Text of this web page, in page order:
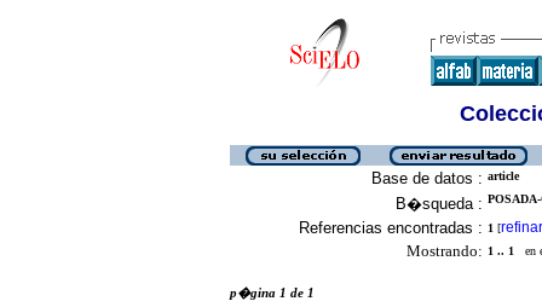
Base de datos : article
B�squeda :
Referencias encontradas : 1 [refinar
Mostrando: 1 .. 1 en
p�gina 1 de 1